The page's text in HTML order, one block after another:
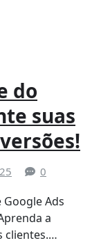
do
suas
0
Ads
a
clientes.…